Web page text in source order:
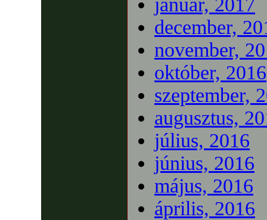
január, 2017
december,
november,
október, 2016
szeptember,
augusztus,
július, 2016
június, 2016
május, 2016
április, 2016